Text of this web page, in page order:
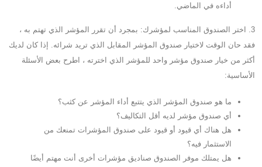
أداءه في الماضي.
3. اختر الصندوق المناسب لمؤشرك: بمجرد أن تقرر المؤشر الذي تهتم به ،
فقد حان الوقت لاختيار صندوق المؤشر المقابل الذي تريد شرائه. إذا كان لديك
أكثر من خيار صندوق مؤشر واحد للمؤشر الذي اخترته ، اطرح بعض الأسئلة
الأساسية:
ما هو صندوق المؤشر الذي يتتبع أداء المؤشر عن كثب؟
أي صندوق مؤشر لديه أقل التكاليف؟
هل هناك أي قيود أو قيود على صندوق المؤشرات تمنعك من
الاستثمار فيه؟
هل يمتلك موفر الصندوق صناديق مؤشرات أخرى أنت مهتم أيضًا